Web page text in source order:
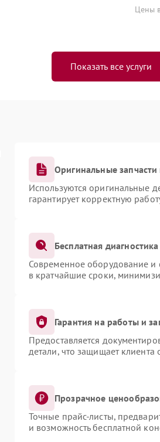
Цены
Показать все услуги
Оригинальные
Используются оригинальные
гарантирует корректную
Бесплатная
Современное оборудование и
в кратчайшие сроки,
Гарантия на работы и
Предоставляется
детали, что защищает
Прозрачное
Точные прайс-листы,
и возможность бесплатной